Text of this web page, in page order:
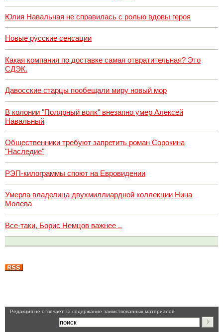
Юлия Навальная не справилась с ролью вдовы героя
Новые русские сенсации
Какая компания по доставке самая отвратительная? Это
СДЭК.
Давосские старцы пообещали миру новый мор
В колонии "Полярный волк" внезапно умер Алексей
Навальный
Общественники требуют запретить роман Сорокина
"Наследие"
РЭП-килограммы споют на Евровидении
Умерла владелица двухмиллиардной коллекции Нина
Молева
Все-таки, Борис Немцов важнее ..
Pедакция не отвечает за содержание заимствованных материалов